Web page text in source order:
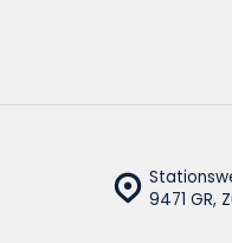
9471 GR,